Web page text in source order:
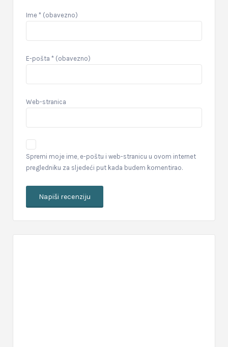
Ime * (obavezno)
E-pošta * (obavezno)
Web-stranica
Spremi moje ime, e-poštu i web-stranicu u ovom internet
pregledniku za sljedeći put kada budem komentirao.